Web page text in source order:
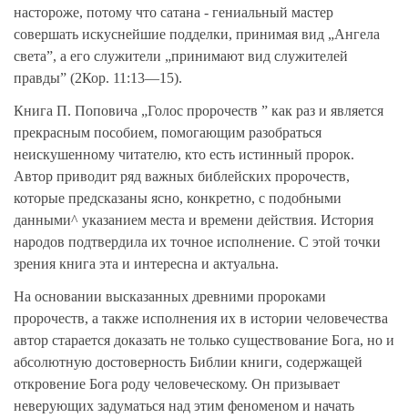
настороже, потому что сатана - гениальный мастер
совершать искуснейшие подделки, принимая вид „Ангела
света”, а его служители „принимают вид служителей
правды” (2Кор. 11:13—15).
Книга П. Поповича „Голос пророчеств ” как раз и является
прекрасным пособием, помогающим разобраться
неискушенному читателю, кто есть истинный пророк.
Автор приводит ряд важных библейских пророчеств,
которые предсказаны ясно, конкретно, с подобными
данными^ указанием места и времени действия. История
народов подтвердила их точное исполнение. С этой точки
зрения книга эта и интересна и актуальна.
На основании высказанных древними пророками
пророчеств, а также исполнения их в истории человечества
автор старается доказать не только существование Бога, но и
абсолютную достоверность Библии книги, содержащей
откровение Бога роду человеческому. Он призывает
неверующих задуматься над этим феноменом и начать